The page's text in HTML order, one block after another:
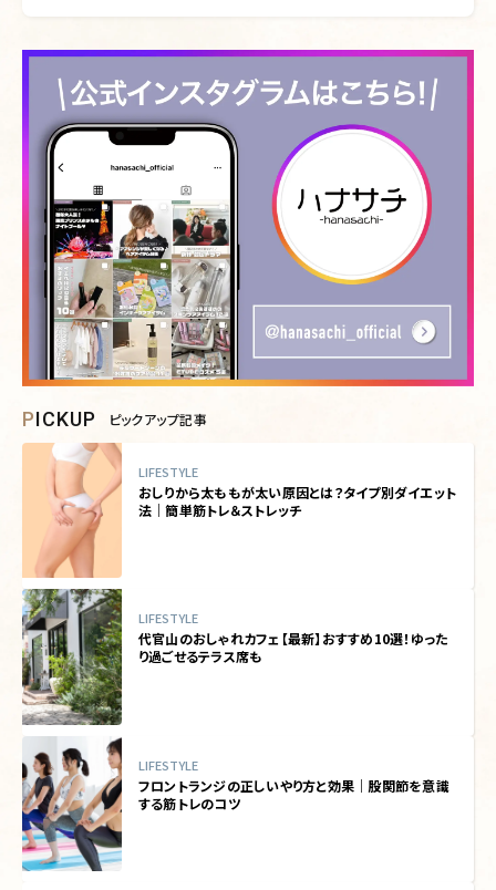
PICKUP ピックアップ記事
LIFESTYLE
おしりから太ももが太い原因とは？タイプ別ダイエット
法｜簡単筋トレ＆ストレッチ
LIFESTYLE
代官山のおしゃれカフェ【最新】おすすめ10選！ゆった
り過ごせるテラス席も
LIFESTYLE
フロントランジの正しいやり方と効果｜股関節を意識
する筋トレのコツ